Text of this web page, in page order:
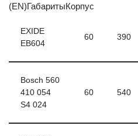
(EN)ГабаритыКорпус
EXIDE
EB604
60 390
Bosch 560
410 054
S4 024
60 540